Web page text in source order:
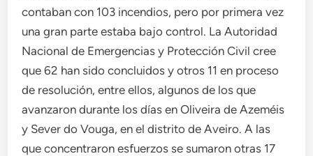
contaban con 103 incendios, pero por primera vez
una gran parte estaba bajo control. La Autoridad
Nacional de Emergencias y Protección Civil cree
que 62 han sido concluidos y otros 11 en proceso
de resolución, entre ellos, algunos de los que
avanzaron durante los días en Oliveira de Azeméis
y Sever do Vouga, en el distrito de Aveiro. A las
que concentraron esfuerzos se sumaron otras 17